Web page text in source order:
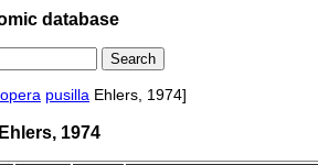
database
pusilla Ehlers, 1974]
1974